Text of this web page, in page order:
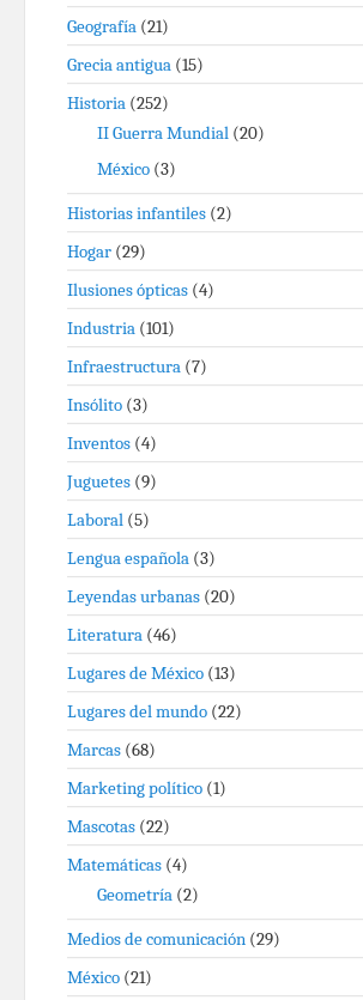
Geografía (21)
Grecia antigua (15)
Historia (252)
II Guerra Mundial (20)
México (3)
Historias infantiles (2)
Hogar (29)
Ilusiones ópticas (4)
Industria (101)
Infraestructura (7)
Insólito (3)
Inventos (4)
Juguetes (9)
Laboral (5)
Lengua española (3)
Leyendas urbanas (20)
Literatura (46)
Lugares de México (13)
Lugares del mundo (22)
Marcas (68)
Marketing político (1)
Mascotas (22)
Matemáticas (4)
Geometría (2)
Medios de comunicación (29)
México (21)